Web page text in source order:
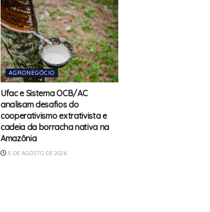
AGRONEGÓCIO
Ufac e Sistema OCB/AC
analisam desafios do
cooperativismo extrativista e
cadeia da borracha nativa na
Amazônia
5 DE AGOSTO DE 2026